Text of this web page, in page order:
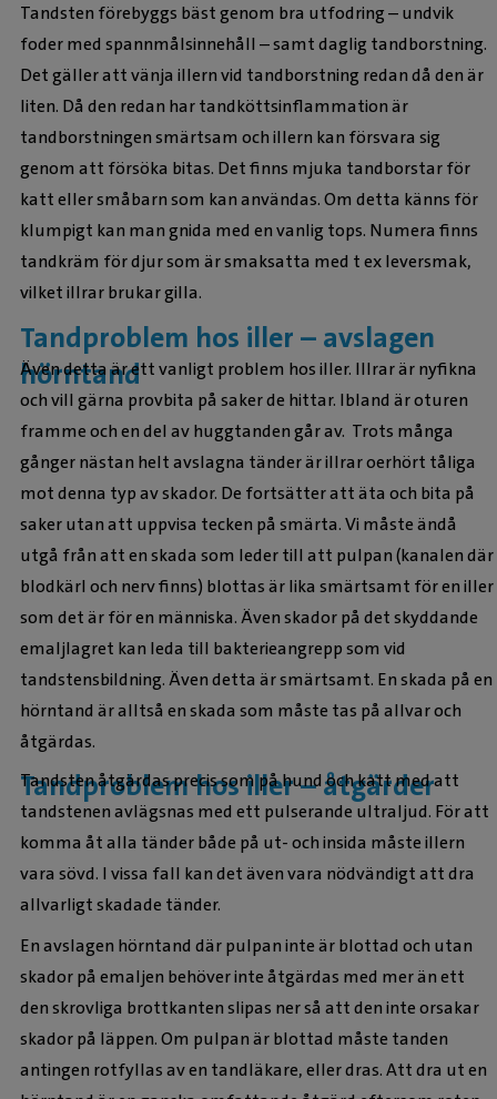
Tandsten förebyggs bäst genom bra utfodring – undvik
foder med spannmålsinnehåll – samt daglig tandborstning.
Det gäller att vänja illern vid tandborstning redan då den är
liten. Då den redan har tandköttsinflammation är
tandborstningen smärtsam och illern kan försvara sig
genom att försöka bitas. Det finns mjuka tandborstar för
katt eller småbarn som kan användas. Om detta känns för
klumpigt kan man gnida med en vanlig tops. Numera finns
tandkräm för djur som är smaksatta med t ex leversmak,
vilket illrar brukar gilla.
Tandproblem hos iller – avslagen
hörntand
Även detta är ett vanligt problem hos iller. Illrar är nyfikna
och vill gärna provbita på saker de hittar. Ibland är oturen
framme och en del av huggtanden går av. Trots många
gånger nästan helt avslagna tänder är illrar oerhört tåliga
mot denna typ av skador. De fortsätter att äta och bita på
saker utan att uppvisa tecken på smärta. Vi måste ändå
utgå från att en skada som leder till att pulpan (kanalen där
blodkärl och nerv finns) blottas är lika smärtsamt för en iller
som det är för en människa. Även skador på det skyddande
emaljlagret kan leda till bakterieangrepp som vid
tandstensbildning. Även detta är smärtsamt. En skada på en
hörntand är alltså en skada som måste tas på allvar och
åtgärdas.
Tandproblem hos iller – åtgärder
Tandsten åtgärdas precis som på hund och katt med att
tandstenen avlägsnas med ett pulserande ultraljud. För att
komma åt alla tänder både på ut- och insida måste illern
vara sövd. I vissa fall kan det även vara nödvändigt att dra
allvarligt skadade tänder.
En avslagen hörntand där pulpan inte är blottad och utan
skador på emaljen behöver inte åtgärdas med mer än ett
den skrovliga brottkanten slipas ner så att den inte orsakar
skador på läppen. Om pulpan är blottad måste tanden
antingen rotfyllas av en tandläkare, eller dras. Att dra ut en